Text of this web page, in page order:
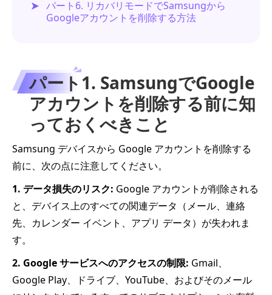
パート6. リカバリモードでSamsungから
Googleアカウントを削除する方法
パート1. SamsungでGoogle
アカウントを削除する前に知
っておくべきこと
Samsung デバイスから Google アカウントを削除する
前に、次の点に注意してください。
1. データ損失のリスク: Google アカウントが削除される
と、デバイス上のすべての関連データ（メール、連絡
先、カレンダー イベント、アプリ データ）が失われま
す。
2. Google サービスへのアクセスの制限: Gmail、
Google Play、ドライブ、YouTube、およびそのメール